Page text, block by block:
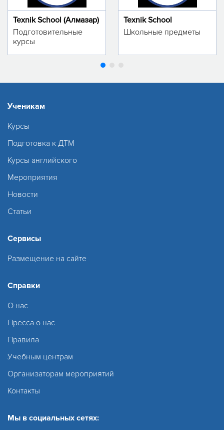
Texnik School (Алмазар)
Подготовительные
курсы
Texnik School
Школьные предметы
Ученикам
Курсы
Подготовка к ДТМ
Курсы английского
Мероприятия
Новости
Статьи
Сервисы
Размещение на сайте
Справки
О нас
Пресса о нас
Правила
Учебным центрам
Организаторам мероприятий
Контакты
Мы в социальных сетях: